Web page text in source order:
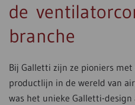
de
branche
Bij Galletti zijn ze pioniers
productlijn in de wereld van
was het unieke Galletti-